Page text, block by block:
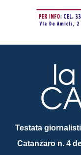
Testata
Catanzaro n. 4